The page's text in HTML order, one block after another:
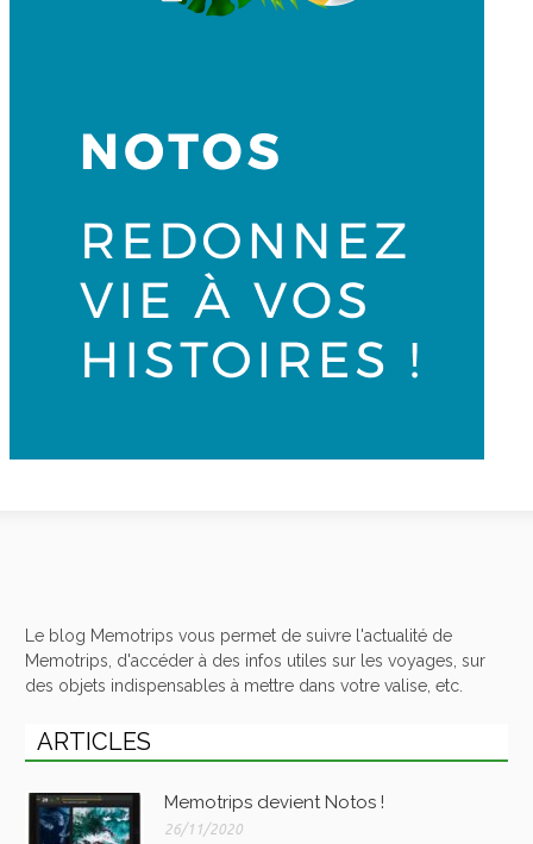
Le blog Memotrips vous permet de suivre l'actualité de
Memotrips, d'accéder à des infos utiles sur les voyages, sur
des objets indispensables à mettre dans votre valise, etc.
ARTICLES
Memotrips devient Notos !
26/11/2020